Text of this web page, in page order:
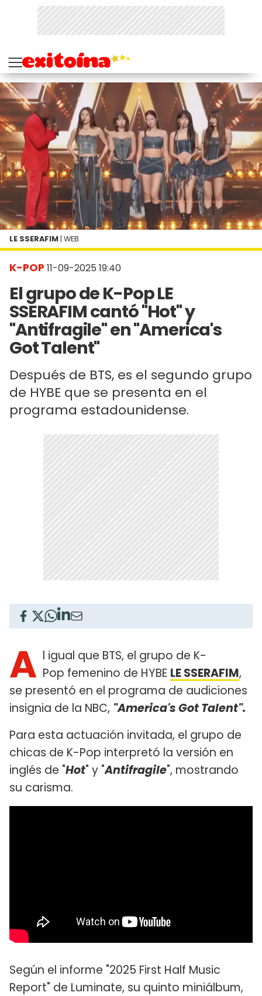
K-POP 11-09-2025 19:40
El grupo de K-Pop LE
SSERAFIM cantó "Hot" y
"Antifragile" en "America's
Got Talent"
Después de BTS, es el segundo grupo
de HYBE que se presenta en el
programa estadounidense.
LE SSERAFIM | WEB
A l igual que BTS, el grupo de K-
Pop femenino de HYBE LE SSERAFIM,
se presentó en el programa de audiciones
insignia de la NBC, "America's Got Talent".
Para esta actuación invitada, el grupo de
chicas de K-Pop interpretó la versión en
inglés de "Hot" y "Antifragile", mostrando
su carisma.
Según el informe "2025 First Half Music
Report" de Luminate, su quinto miniálbum,